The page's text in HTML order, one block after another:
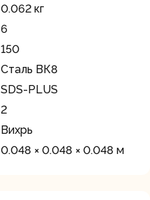
0.062 кг
6
150
Сталь ВК8
SDS-PLUS
2
Вихрь
0.048 × 0.048 × 0.048 м